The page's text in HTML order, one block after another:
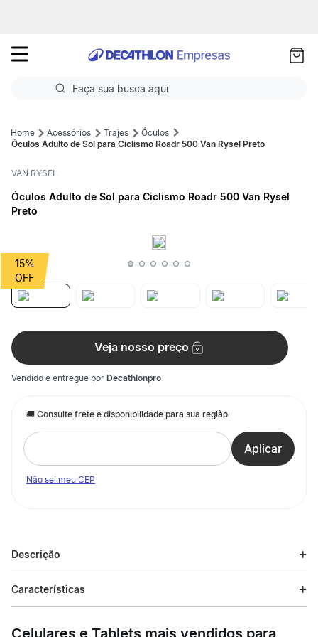
Faça sua busca aqui
Termos mais buscados
3
Futebol Campo
Acessórios Trajes
Óculos
Óculos Adulto de Sol para Ciclismo Roadr 500 Van Rysel Preto
VAN RYSEL
Óculos Adulto de Sol para Ciclismo Roadr 500 Van Rysel
Preto
15%
Veja nosso preço
Vendido e entregue por Decathlonpro
Não sei meu CEP
Descrição
Nossos engenheiros projetaram esses óculos de sol para uso
Ideal para rostos estreitos a médios, o Roadr 500 oferece
Características
Celulares e Tablets mais vendidos para